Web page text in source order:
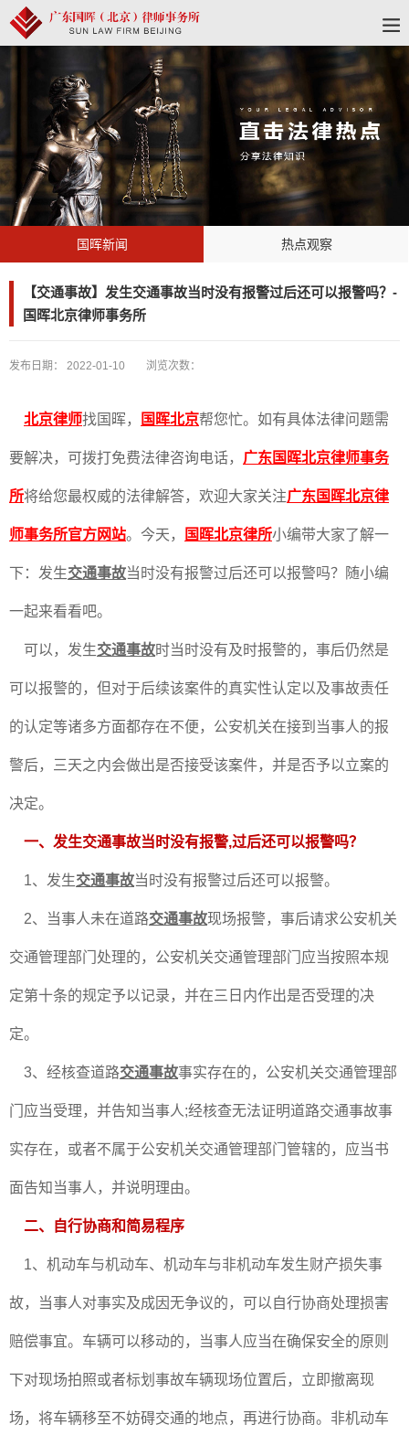
国晖新闻 热点观察
【交通事故】发生交通事故当时没有报警过后还可以报警吗？-
国晖北京律师事务所
发布日期： 2022-01-10 浏览次数：
北京律师找国晖， 国晖北京帮您忙。如有具体法律问题需
要解决，可拨打免费法律咨询电话， 广东国晖北京律师事务
所将给您最权威的法律解答，欢迎大家关注广东国晖北京律
师事务所官方网站。今天， 国晖北京律所小编带大家了解一
下：发生交通事故当时没有报警过后还可以报警吗？随小编
一起来看看吧。
可以，发生交通事故时当时没有及时报警的，事后仍然是
可以报警的，但对于后续该案件的真实性认定以及事故责任
的认定等诸多方面都存在不便，公安机关在接到当事人的报
警后，三天之内会做出是否接受该案件，并是否予以立案的
决定。
一、发生交通事故当时没有报警,过后还可以报警吗？
1、发生交通事故当时没有报警过后还可以报警。
2、当事人未在道路交通事故现场报警，事后请求公安机关
交通管理部门处理的，公安机关交通管理部门应当按照本规
定第十条的规定予以记录，并在三日内作出是否受理的决
定。
3、经核查道路交通事故事实存在的，公安机关交通管理部
门应当受理，并告知当事人;经核查无法证明道路交通事故事
实存在，或者不属于公安机关交通管理部门管辖的，应当书
面告知当事人，并说明理由。
二、自行协商和简易程序
1、机动车与机动车、机动车与非机动车发生财产损失事
故，当事人对事实及成因无争议的，可以自行协商处理损害
赔偿事宜。车辆可以移动的，当事人应当在确保安全的原则
下对现场拍照或者标划事故车辆现场位置后，立即撤离现
场，将车辆移至不妨碍交通的地点，再进行协商。非机动车